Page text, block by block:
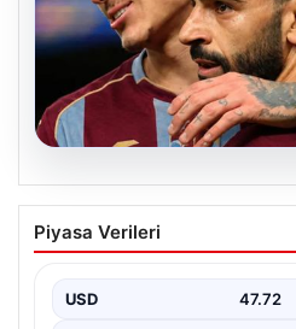
09.08.2026
Trabzonspor’da
mutluluğu! Transferde
Piyasa Verileri
USD 47.72